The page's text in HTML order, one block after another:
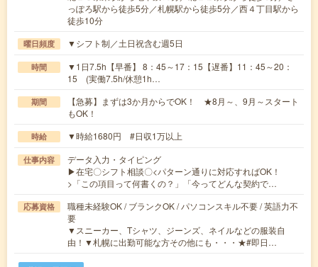
っぽろ駅から徒歩5分／札幌駅から徒歩5分／西４丁目駅から
徒歩10分
曜日頻度 ▼シフト制／土日祝含む週5日
時間
▼1日7.5h【早番】 8：45～17：15【遅番】11：45～20：
15 (実働7.5h/休憩1h…
期間
【急募】まずは3か月からでOK！ ★8月～、9月～スタート
もOK！
時給 ▼時給1680円 #日収1万以上
仕事内容
データ入力・タイピング
▶在宅〇シフト相談〇<パターン通りに対応すればOK！
>「この項目って何書くの？」「今ってどんな契約で…
応募資格
職種未経験OK / ブランクOK / パソコンスキル不要 / 英語力不
要
▼スニーカー、Tシャツ、ジーンズ、ネイルなどの服装自
由！▼札幌に出勤可能な方その他にも・・・★#即日…